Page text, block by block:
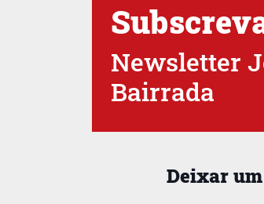
Deixar
Newsletter
Bairrada